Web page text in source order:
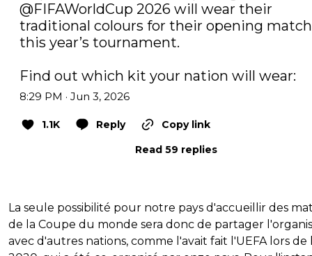
@FIFAWorldCup 2026 will wear their
traditional colours for their opening
this year’s tournament.
Find out which kit your nation will wear:
8:29 PM · Jun 3, 2026
1.1K Reply
Copy link
Read 59 replies
La seule possibilité pour notre pays d'accueillir des
de la Coupe du monde sera donc de partager
avec d'autres nations, comme l'avait fait l'UEFA lors de